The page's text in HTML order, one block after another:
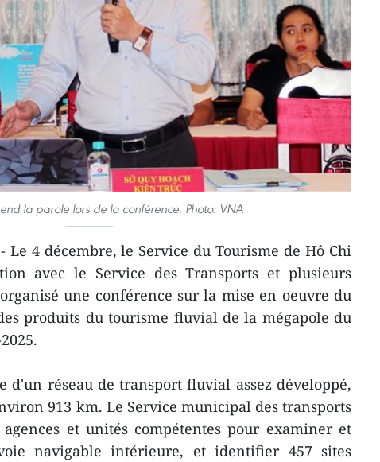
la parole lors de la conférence. Photo: VNA
4 décembre, le Service du Tourisme de Hô Chi
avec le Service des Transports et plusieurs
une conférence sur la mise en oeuvre du
produits du tourisme fluvial de la mégapole du
d'un réseau de transport fluvial assez développé,
913 km. Le Service municipal des transports
et unités compétentes pour examiner et
navigable intérieure, et identifier 457 sites